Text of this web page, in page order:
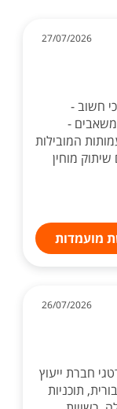
27/07/2026
חשוב -
-
המובילות
מוחין
מועמדות
26/07/2026
חברת ייעוץ
תוכניות